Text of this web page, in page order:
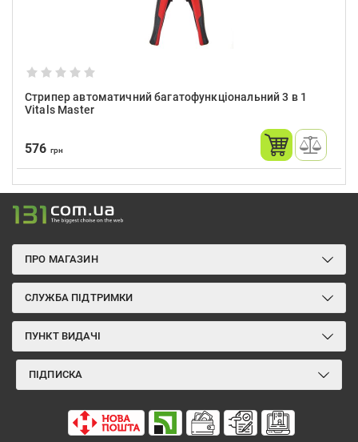
Cтрипер автоматичний багатофункціональний 3 в 1
Vitals Master
576 грн
ПРО МАГАЗИН
СЛУЖБА ПІДТРИМКИ
ПУНКТ ВИДАЧІ
ПІДПИСКА